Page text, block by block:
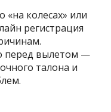
«на колесах» или
регистрация
перед вылетом —
талона и